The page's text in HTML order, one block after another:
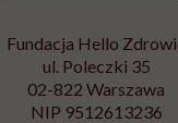
Fundacja Hello
ul. Poleczki 35
02-822 Warszawa
NIP 9512613236